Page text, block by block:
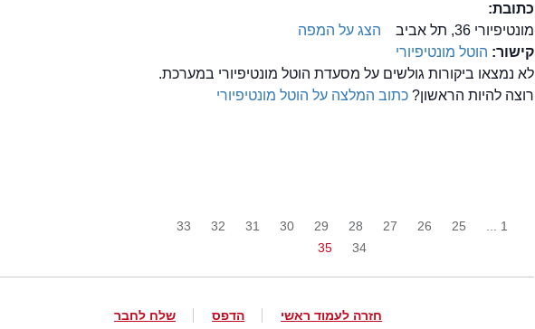
כתובת:
מונטיפיורי 36, תל אביב
הצג על המפה
קישור: הוטל מונטיפיורי
לא נמצאו ביקורות גולשים על מסעדת הוטל מונטיפיורי במערכת.
רוצה להיות הראשון?כתוב המלצה על הוטל מונטיפיורי
1 ...
25
26
27
28
29
30
31
32
33
34
35
חזרה לעמוד ראשי הדפס שלח לחבר